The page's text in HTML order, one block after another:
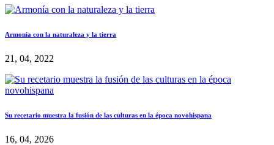
Armonía con la naturaleza y la tierra
21, 04, 2022
Su recetario muestra la fusión de las culturas en la época novohispana
16, 04, 2026